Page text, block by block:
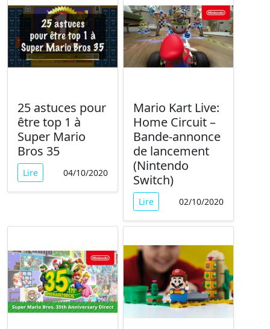
25 astuces pour
être top 1 à
Super Mario
Bros 35
Lire 04/10/2020
Mario Kart Live:
Home Circuit –
Bande-annonce
de lancement
(Nintendo
Switch)
Lire 02/10/2020